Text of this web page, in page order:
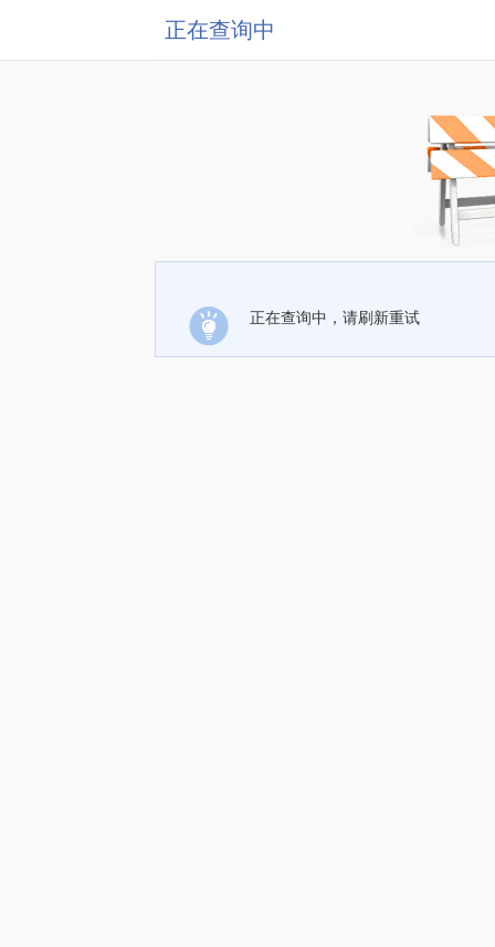
正在查询中
正在查询中，请刷新重试